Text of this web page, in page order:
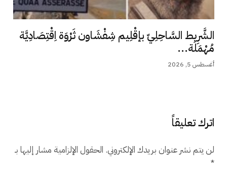
الشَّرِيط السَّاحِلِيّ بإقْلِيم شِفْشَاون ثَرْوَة اِقْتِصَادِيَّة
مُهْمَلَة...
أغسطس 5, 2026
اترك تعليقاً
لن يتم نشر عنوان بريدك الإلكتروني. الحقول الإلزامية مشار إليها بـ
*